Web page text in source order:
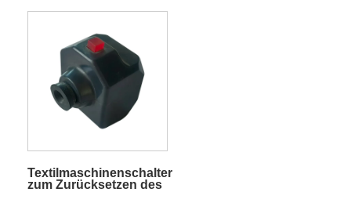
Textilmaschinenschalter
zum Zurücksetzen des